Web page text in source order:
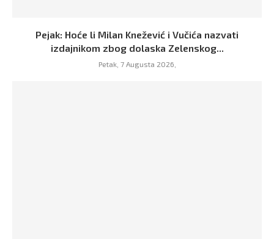
Pejak: Hoće li Milan Knežević i Vučića nazvati
izdajnikom zbog dolaska Zelenskog...
Petak, 7 Augusta 2026,